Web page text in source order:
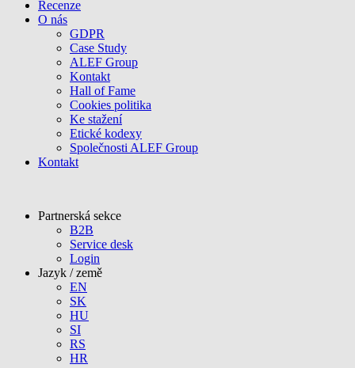
Recenze
O nás
GDPR
Case Study
ALEF Group
Kontakt
Hall of Fame
Cookies politika
Ke stažení
Etické kodexy
Společnosti ALEF Group
Kontakt
Partnerská sekce
B2B
Service desk
Login
Jazyk / země
EN
SK
HU
SI
RS
HR